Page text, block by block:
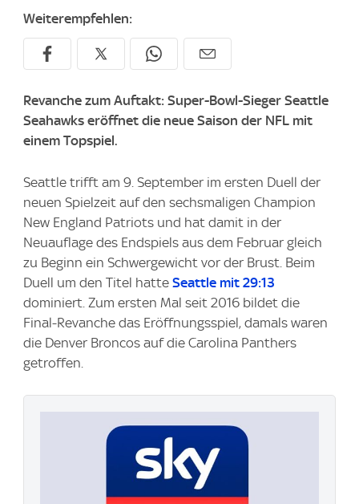
Weiterempfehlen:
Revanche zum Auftakt: Super-Bowl-Sieger Seattle
Seahawks eröffnet die neue Saison der NFL mit
einem Topspiel.
Seattle trifft am 9. September im ersten Duell der
neuen Spielzeit auf den sechsmaligen Champion
New England Patriots und hat damit in der
Neuauflage des Endspiels aus dem Februar gleich
zu Beginn ein Schwergewicht vor der Brust. Beim
Duell um den Titel hatte Seattle mit 29:13
dominiert. Zum ersten Mal seit 2016 bildet die
Final-Revanche das Eröffnungsspiel, damals waren
die Denver Broncos auf die Carolina Panthers
getroffen.